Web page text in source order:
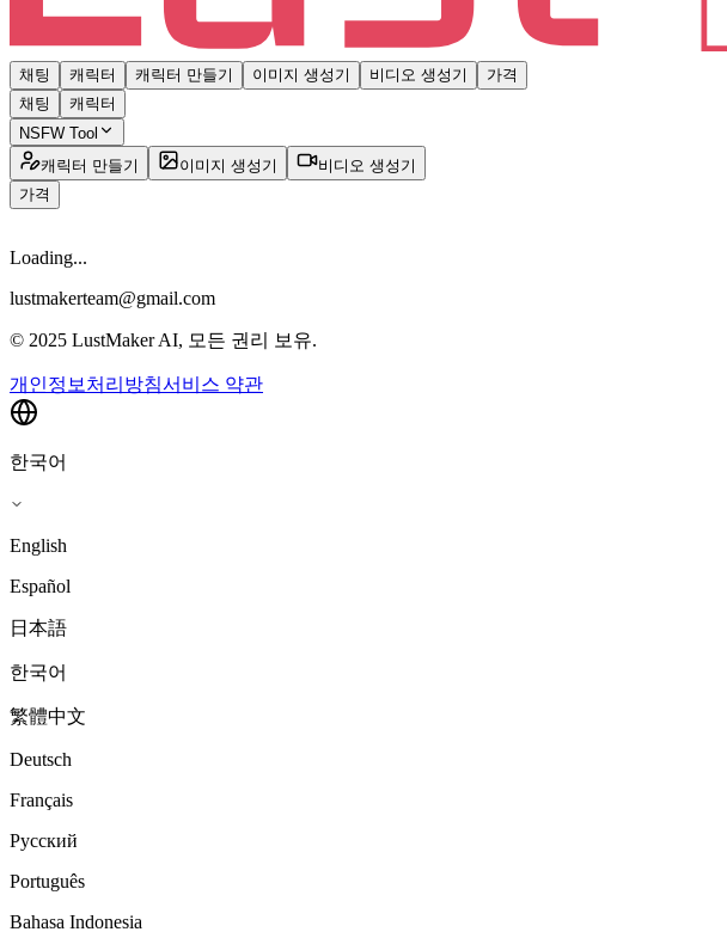
채팅 캐릭터 캐릭터 만들기 이미지 생성기 비디오 생성기
가격
채팅
캐릭터
NSFW Tool
캐릭터 만들기
이미지 생성기
비디오 생성기
가격
Loading...
lustmakerteam@gmail.com
© 2025 LustMaker AI, 모든 권리 보유.
개인정보처리방침서비스 약관
한국어
English
Español
日本語
한국어
繁體中文
Deutsch
Français
Русский
Português
Bahasa Indonesia